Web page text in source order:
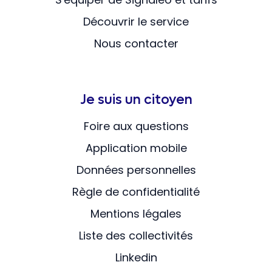
Découvrir le service
Nous contacter
Je suis un citoyen
Foire aux questions
Application mobile
Données personnelles
Règle de confidentialité
Mentions légales
Liste des collectivités
Linkedin